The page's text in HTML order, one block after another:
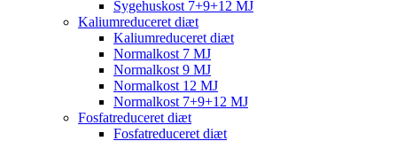
Sygehuskost 7+9+12 MJ
Kaliumreduceret diæt
Kaliumreduceret diæt
Normalkost 7 MJ
Normalkost 9 MJ
Normalkost 12 MJ
Normalkost 7+9+12 MJ
Fosfatreduceret diæt
Fosfatreduceret diæt